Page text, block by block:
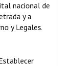
nacional de
y a
y Legales.